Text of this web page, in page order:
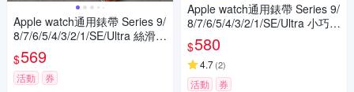
Apple watch通用錶帶 Series 9/
8/7/6/5/4/3/2/1/SE/Ultra 絲滑素
面皮革錶帶
$569
活動 券
Apple watch通用錶帶 Series 9/
8/7/6/5/4/3/2/1/SE/Ultra 小巧愛
心型鏤空鋼錶帶
$580
4.7(2)
活動 券